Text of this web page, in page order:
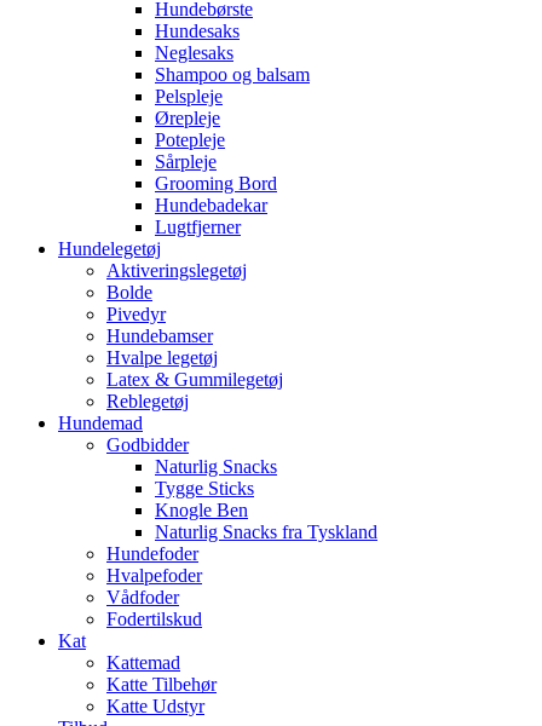
Hundebørste
Hundesaks
Neglesaks
Shampoo og balsam
Pelspleje
Ørepleje
Potepleje
Sårpleje
Grooming Bord
Hundebadekar
Lugtfjerner
Hundelegetøj
Aktiveringslegetøj
Bolde
Pivedyr
Hundebamser
Hvalpe legetøj
Latex & Gummilegetøj
Reblegetøj
Hundemad
Godbidder
Naturlig Snacks
Tygge Sticks
Knogle Ben
Naturlig Snacks fra Tyskland
Hundefoder
Hvalpefoder
Vådfoder
Fodertilskud
Kat
Kattemad
Katte Tilbehør
Katte Udstyr